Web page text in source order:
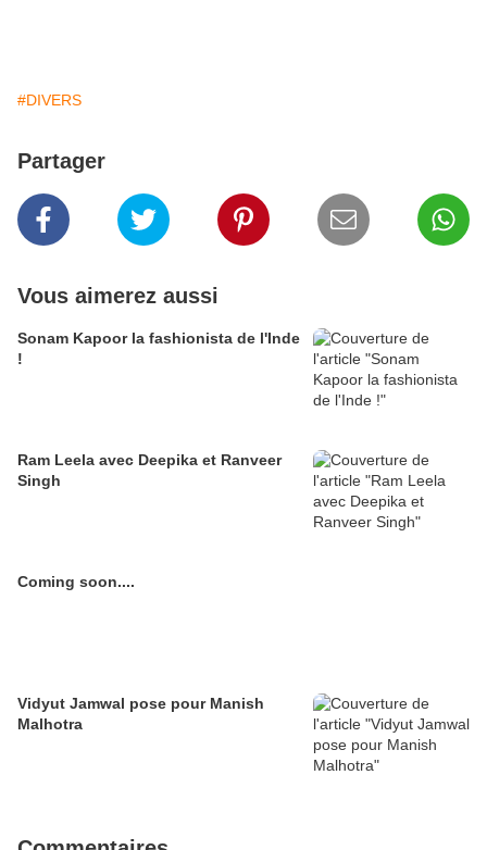
#DIVERS
Partager
Vous aimerez aussi
Sonam Kapoor la fashionista de l'Inde
!
Ram Leela avec Deepika et Ranveer
Singh
Coming soon....
Vidyut Jamwal pose pour Manish
Malhotra